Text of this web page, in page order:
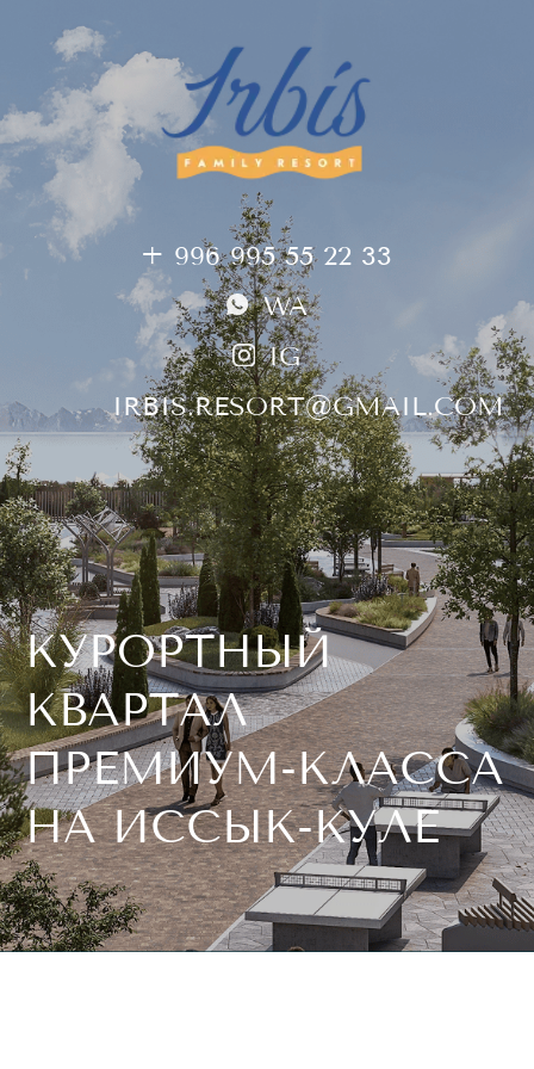
КУРОРТНЫЙ
КВАРТАЛ
ПРЕМИУМ-КЛАССА
НА ИССЫК-КУЛЕ
+ 996 995 55 22 33
IG
IRBIS.RESORT@GMAIL.COM